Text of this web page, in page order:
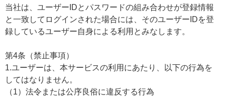
当社は、ユーザーIDとパスワードの組み合わせが登録情報
と一致してログインされた場合には、そのユーザーIDを登
録しているユーザー自身による利用とみなします。
第4条（禁止事項）
1.ユーザーは、本サービスの利用にあたり、以下の行為を
してはなりません。
（1）法令または公序良俗に違反する行為